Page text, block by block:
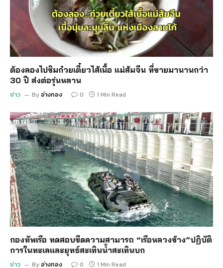
ต้องลองไปชิมก๋วยเตี๋ยวไส้เนื้อ แม่ส้มจีน ที่ขายมานานกว่า
30 ปี ส่งต่อรุ่นหลาน
ข่าว By อ่างทอง 0 1 Min Read
กองทัพเรือ ทดสอบขีดความสามารถ “เรือหลวงช้าง”ปฏิบัติ
การในทะเลและยุทธ์สะเทินน้ำสะเทินบก
ข่าว By อ่างทอง 0 1 Min Read